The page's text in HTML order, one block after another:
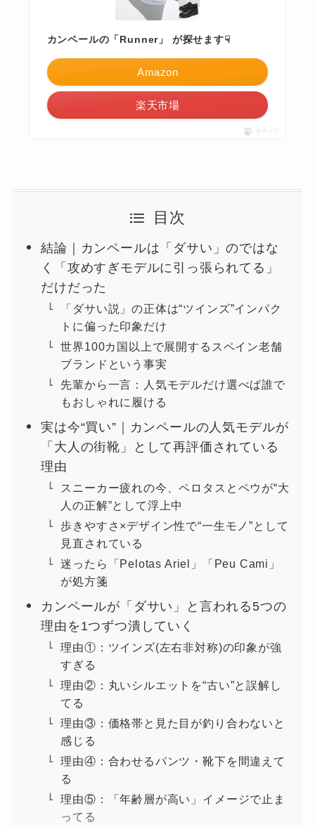
カンペールの「Runner」 が探せます☟
Amazon
楽天市場
ポチップ
目次
結論｜カンペールは「ダサい」のではな
く「攻めすぎモデルに引っ張られてる」
だけだった
「ダサい説」の正体は“ツインズ”インパク
トに偏った印象だけ
世界100カ国以上で展開するスペイン老舗
ブランドという事実
先輩から一言：人気モデルだけ選べば誰で
もおしゃれに履ける
実は今“買い”｜カンペールの人気モデルが
「大人の街靴」として再評価されている
理由
スニーカー疲れの今、ペロタスとペウが“大
人の正解”として浮上中
歩きやすさ×デザイン性で“一生モノ”として
見直されている
迷ったら「Pelotas Ariel」「Peu Cami」
が処方箋
カンペールが「ダサい」と言われる5つの
理由を1つずつ潰していく
理由①：ツインズ(左右非対称)の印象が強
すぎる
理由②：丸いシルエットを“古い”と誤解し
てる
理由③：価格帯と見た目が釣り合わないと
感じる
理由④：合わせるパンツ・靴下を間違えて
る
理由⑤：「年齢層が高い」イメージで止ま
ってる